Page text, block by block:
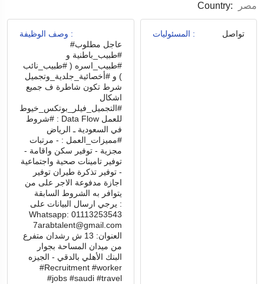
Country:
مصر
وصف الوظيفة :
#عاجل مطلوب
#طبيب_باطنية و
#طبيب_اسره ( #طبيب_نائب
) و #أخصائية_جلدية_وتجميل
شرط تكون شاطرة ف جميع
اشكال
#التجميل_فيلر_بوتكس_خيوط
#شروط : Data Flow للعمل
في السعودية ـ الرياض
#مميزات_العمل : - مرتبات
مجزية - توفير سكن واقامة -
توفير تامينات صحية واجتماعية
- توفير تذكرة طيران توفير
اجازة مدفوعة الاجر على من
يتوافر به الشروط السابقة
يرجي ارسال البيانات على :
Whatsapp: 01113253543
7arabtalent@gmail.com
العنوان: 13 ش رشدان متفرع
من ميدان المساحة بجوار
البنك الأهلي بالدقي - الجيزه
#Recruitment #worker
#jobs #saudi #travel
المسئوليات : تواصل